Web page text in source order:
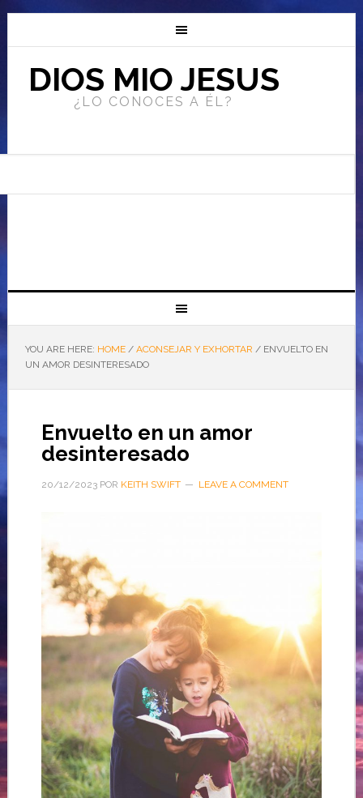
DIOS MIO JESUS
¿LO CONOCES A ÉL?
YOU ARE HERE: HOME / ACONSEJAR Y EXHORTAR /ENVUELTO EN
UN AMOR DESINTERESADO
Envuelto en un amor
desinteresado
20/12/2023POR KEITH SWIFT LEAVE A COMMENT